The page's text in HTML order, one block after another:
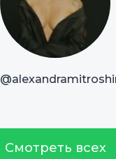
Смотреть всех